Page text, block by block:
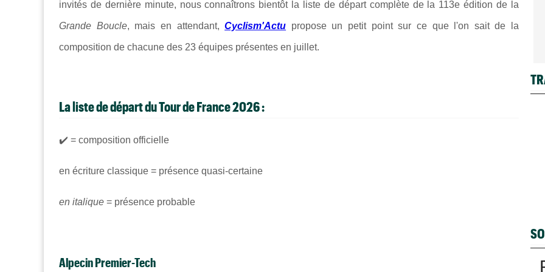
invités de dernière minute, nous connaîtrons bientôt la liste de départ complète de la 113e édition de la
Grande Boucle, mais en attendant,Cyclism'Actu propose un petit point sur ce que l'on sait de la
composition de chacune des 23 équipes présentes en juillet.
La liste de départ du Tour de France 2026 :
✔️ = composition officielle
en écriture classique = présence quasi-certaine
en italique = présence probable
Alpecin Premier-Tech